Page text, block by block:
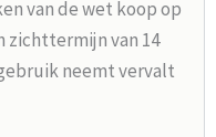
van de wet koop op
zichttermijn van 14
neemt vervalt